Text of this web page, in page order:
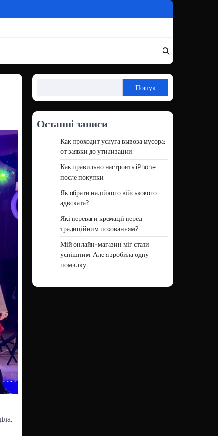
Пошук
Останні записи
Как проходит услуга вывоза мусора:
от заявки до утилизации
Как правильно настроить iPhone
после покупки
Як обрати надійного військового
адвоката?
Які переваги кремації перед
традиційним похованням?
Мій онлайн-магазин міг стати
успішним. Але я зробила одну
помилку.